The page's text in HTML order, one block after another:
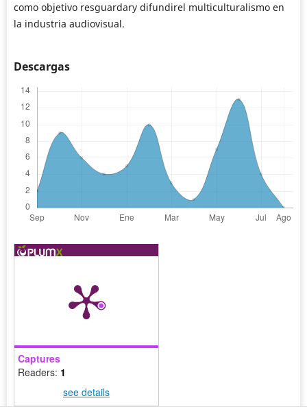
como objetivo resguardary difundirel multiculturalismo en
la industria audiovisual.
Descargas
Captures
Readers: 1
see details